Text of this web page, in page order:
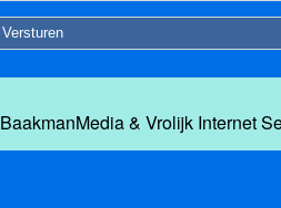
BaakmanMedia& Vrolijk Internet